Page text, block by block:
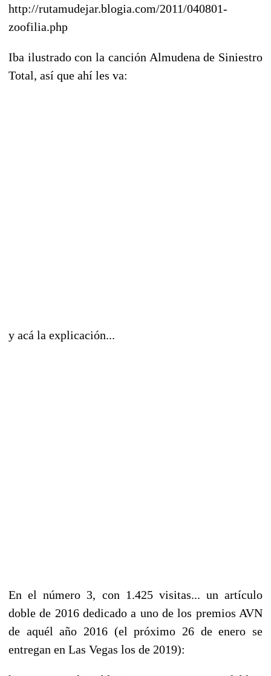
http://rutamudejar.blogia.com/2011/040801-
zoofilia.php
Iba ilustrado con la canción Almudena de Siniestro
Total, así que ahí les va:
y acá la explicación...
En el número 3, con 1.425 visitas... un artículo
doble de 2016 dedicado a uno de los premios AVN
de aquél año 2016 (el próximo 26 de enero se
entregan en Las Vegas los de 2019):